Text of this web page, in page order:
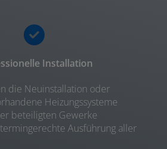
Installation
die Neuinstallation oder
Heizungssysteme
beteiligten Gewerke
Ausführung aller